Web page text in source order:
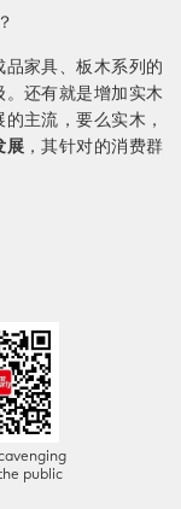
品家具、板木系列的
还有就是增加实木
主流，要么实木，
展 ，其针对的消费群
public